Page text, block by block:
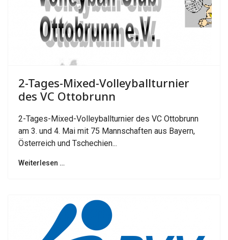
2-Tages-Mixed-Volleyballturnier
des VC Ottobrunn
2-Tages-Mixed-Volleyballturnier des VC Ottobrunn
am 3. und 4. Mai mit 75 Mannschaften aus Bayern,
Österreich und Tschechien...
Weiterlesen …